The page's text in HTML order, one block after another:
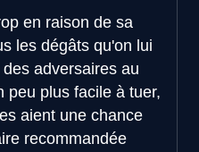
en raison de sa
les dégâts qu'on lui
adversaires au
peu plus facile à tuer,
aient une chance
recommandée